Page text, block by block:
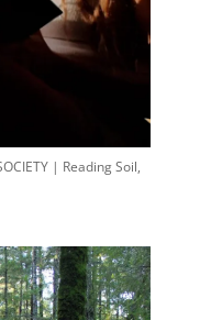
| Reading Soil,